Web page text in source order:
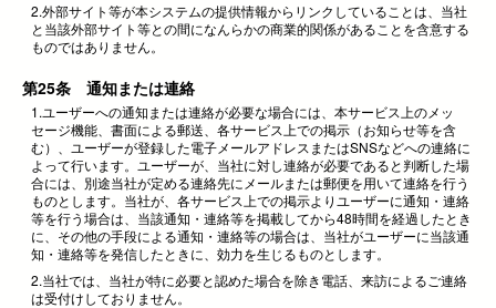
2.外部サイト等が本システムの提供情報からリンクしていることは、当社
と当該外部サイト等との間になんらかの商業的関係があることを含意する
ものではありません。
第25条 通知または連絡
1.ユーザーへの通知または連絡が必要な場合には、本サービス上のメッ
セージ機能、書面による郵送、各サービス上での掲示（お知らせ等を含
む）、ユーザーが登録した電子メールアドレスまたはSNSなどへの連絡に
よって行います。ユーザーが、当社に対し連絡が必要であると判断した場
合には、別途当社が定める連絡先にメールまたは郵便を用いて連絡を行う
ものとします。当社が、各サービス上での掲示よりユーザーに通知・連絡
等を行う場合は、当該通知・連絡等を掲載してから48時間を経過したとき
に、その他の手段による通知・連絡等の場合は、当社がユーザーに当該通
知・連絡等を発信したときに、効力を生じるものとします。
2.当社では、当社が特に必要と認めた場合を除き電話、来訪によるご連絡
は受付けしておりません。